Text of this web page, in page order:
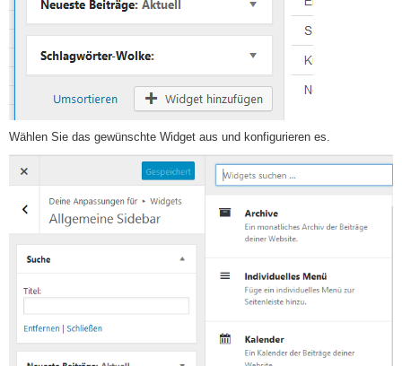
Wählen Sie das gewünschte Widget aus und konfigurieren es.